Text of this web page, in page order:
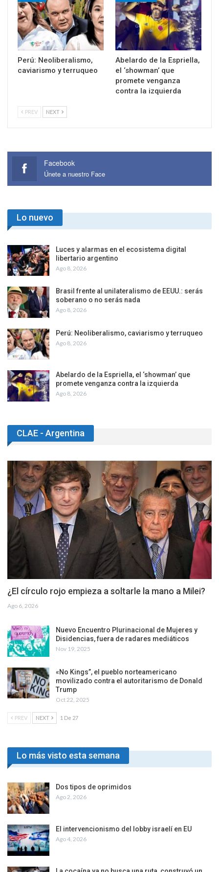
Perú: Neoliberalismo,
caviarismo y terruqueo
Abelardo de la Espriella,
el ‘showman’ que
promete venganza
contra la izquierda
PREV NEXT
Facebook
Únete a nuestro Face
Lo nuevo
Luces y alarmas en el ecosistema digital
libertario argentino
Ago 8, 2026
Brasil frente al unilateralismo de EEUU.: serás
soberano o no serás nada
Ago 8, 2026
Perú: Neoliberalismo, caviarismo y terruqueo
Ago 8, 2026
Abelardo de la Espriella, el ‘showman’ que
promete venganza contra la izquierda
Ago 8, 2026
CLAE - Argentina
¿El círculo rojo empieza a soltarle la mano a Milei?
Ago 6, 2026
Nuevo Encuentro Plurinacional de Mujeres y
Disidencias, fuera de radares mediáticos
Nov 19, 2025
«No Kings”, el pueblo norteamericano
movilizado contra el autoritarismo de Donald
Trump
Oct 22, 2025
PREV NEXT 1 De 27
Lo más visto esta semana
Dos tipos de oprimidos
Ago 2, 2026
El intervencionismo del lobby israelí en EU
Ago 4, 2026